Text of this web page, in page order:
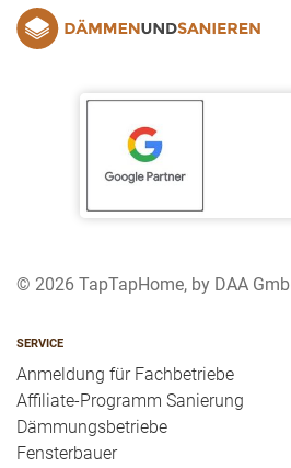
© 2026 TapTapHome, by DAA
SERVICE
Anmeldung für Fachbetriebe
Affiliate-Programm Sanierung
Dämmungsbetriebe
Fensterbauer